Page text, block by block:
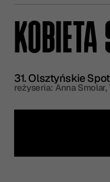
31. Olsztyńskie
reżyseria: Anna